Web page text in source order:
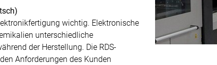
wichtig. Elektronische
unterschiedliche
der Herstellung. Die RDS-
Anforderungen des Kunden